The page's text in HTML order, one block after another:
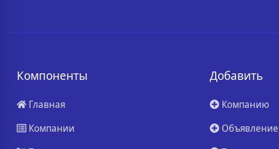
Компоненты
Главная
Компании
Добавить
Компанию
Объявление